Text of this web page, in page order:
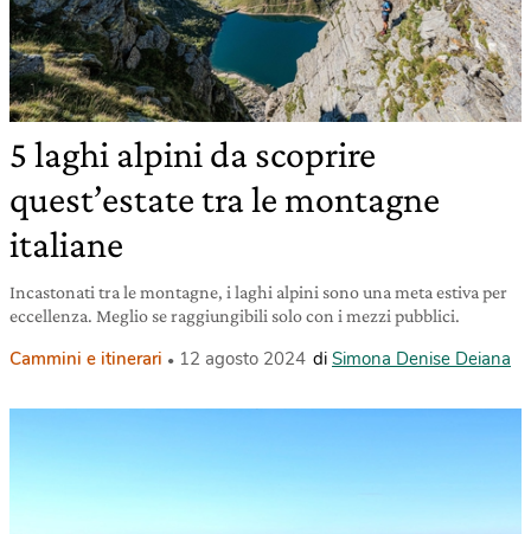
5 laghi alpini da scoprire
quest’estate tra le montagne
italiane
Incastonati tra le montagne, i laghi alpini sono una meta estiva per
eccellenza. Meglio se raggiungibili solo con i mezzi pubblici.
Cammini e itinerari 12 agosto 2024 di Simona Denise Deiana